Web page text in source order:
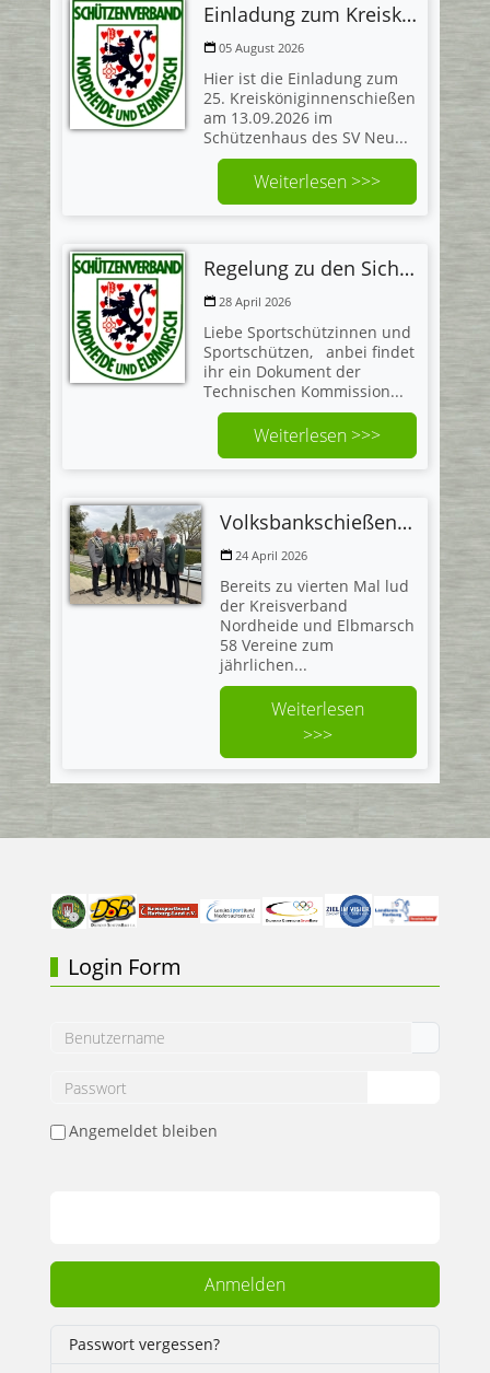
Einladung zum Kreisköniginnenschießen
05 August 2026
Hier ist die Einladung zum
25. Kreisköniginnenschießen
am 13.09.2026 im
Schützenhaus des SV Neu...
Weiterlesen >>>
Regelung zu den Sicherheitsbestimmungen und Sicherheitsvorrichtungen
28 April 2026
Liebe Sportschützinnen und
Sportschützen, anbei findet
ihr ein Dokument der
Technischen Kommission...
Weiterlesen >>>
Volksbankschießen 2026
24 April 2026
Bereits zu vierten Mal lud
der Kreisverband
Nordheide und Elbmarsch
58 Vereine zum
jährlichen...
Weiterlesen
>>>
Login Form
Benutzername
Passwort
Angemeldet bleiben
Anmelden
Passwort vergessen?